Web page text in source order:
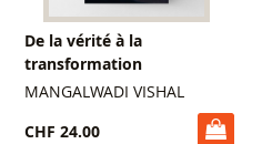
De la vérité à la
transformation
MANGALWADI VISHAL
CHF 24.00